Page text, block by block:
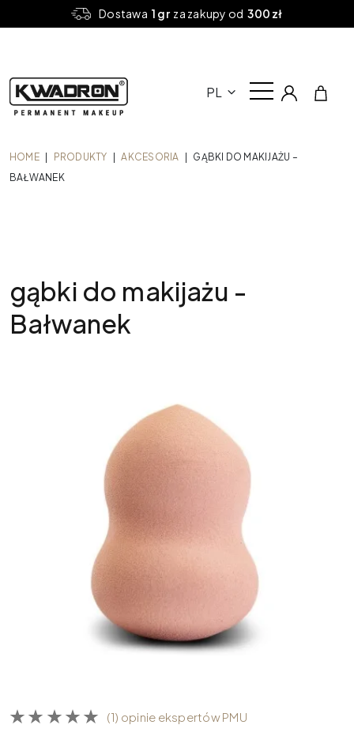
Dostawa 1 grza zakupy od 300 zł
PL
HOME PRODUKTY AKCESORIA
GĄBKI DO MAKIJAŻU –
BAŁWANEK
gąbki do makijażu -
Bałwanek
(1) opinie ekspertów PMU